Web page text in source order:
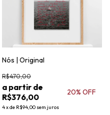
Nós | Original
R$376,00
R$470,00
20% OFF
4xde R$94,00 sem juros